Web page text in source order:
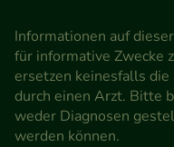
Informationen auf
für informative Zwecke
ersetzen keinesfalls
durch einen Arzt. Bitte
weder Diagnosen
werden können.